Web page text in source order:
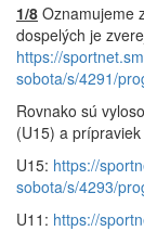
1/8 Oznamujeme
dospelých je
https://
sobota/s/4291/
Rovnako sú
(U15) a
U15: https://
sobota/s/4293/
U11: https://